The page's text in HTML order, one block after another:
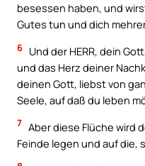
besessen haben, und
Gutes tun und dich
6 Und der HERR, dein
und das Herz deiner
deinen Gott, liebst von
Seele, auf daß du leben
7 Aber diese Flüche wird
Feinde legen und auf die,